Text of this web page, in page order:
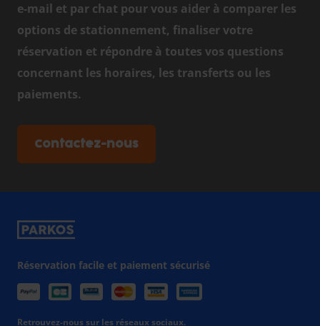
e-mail et par chat pour vous aider à comparer les
options de stationnement, finaliser votre
réservation et répondre à toutes vos questions
concernant les horaires, les transferts ou les
paiements.
Contactez-nous
Réservation facile et paiement sécurisé
Retrouvez-nous sur les réseaux sociaux.